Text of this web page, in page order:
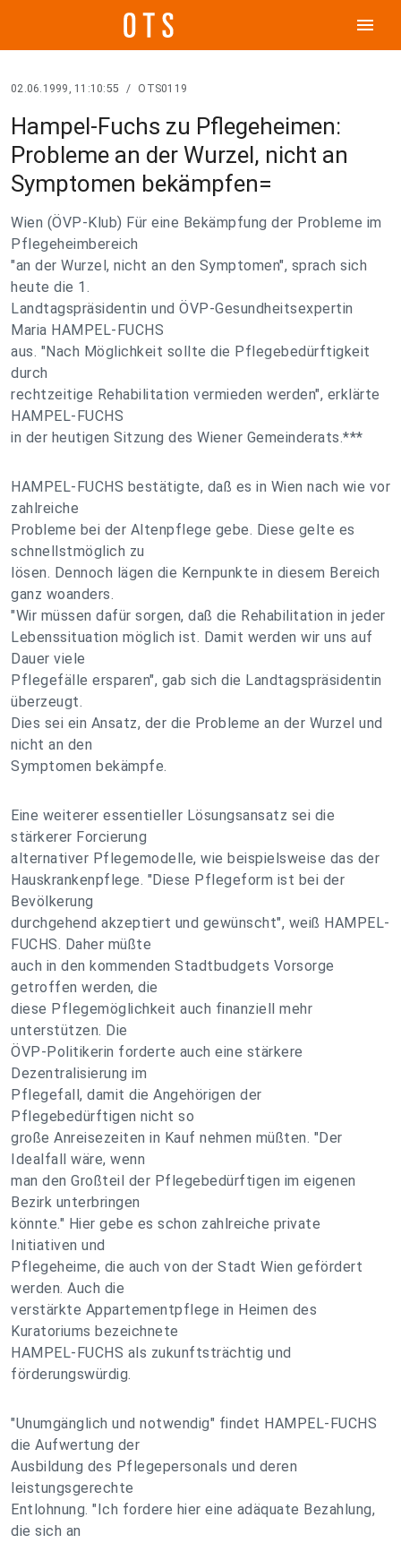
menu
02.06.1999, 11:10:55 / OTS0119
Hampel-Fuchs zu Pflegeheimen:
Probleme an der Wurzel, nicht an
Symptomen bekämpfen=
Wien (ÖVP-Klub) Für eine Bekämpfung der Probleme im
Pflegeheimbereich
"an der Wurzel, nicht an den Symptomen", sprach sich
heute die 1.
Landtagspräsidentin und ÖVP-Gesundheitsexpertin
Maria HAMPEL-FUCHS
aus. "Nach Möglichkeit sollte die Pflegebedürftigkeit
durch
rechtzeitige Rehabilitation vermieden werden", erklärte
HAMPEL-FUCHS
in der heutigen Sitzung des Wiener Gemeinderats.***
HAMPEL-FUCHS bestätigte, daß es in Wien nach wie vor
zahlreiche
Probleme bei der Altenpflege gebe. Diese gelte es
schnellstmöglich zu
lösen. Dennoch lägen die Kernpunkte in diesem Bereich
ganz woanders.
"Wir müssen dafür sorgen, daß die Rehabilitation in jeder
Lebenssituation möglich ist. Damit werden wir uns auf
Dauer viele
Pflegefälle ersparen", gab sich die Landtagspräsidentin
überzeugt.
Dies sei ein Ansatz, der die Probleme an der Wurzel und
nicht an den
Symptomen bekämpfe.
Eine weiterer essentieller Lösungsansatz sei die
stärkerer Forcierung
alternativer Pflegemodelle, wie beispielsweise das der
Hauskrankenpflege. "Diese Pflegeform ist bei der
Bevölkerung
durchgehend akzeptiert und gewünscht", weiß HAMPEL-
FUCHS. Daher müßte
auch in den kommenden Stadtbudgets Vorsorge
getroffen werden, die
diese Pflegemöglichkeit auch finanziell mehr
unterstützen. Die
ÖVP-Politikerin forderte auch eine stärkere
Dezentralisierung im
Pflegefall, damit die Angehörigen der
Pflegebedürftigen nicht so
große Anreisezeiten in Kauf nehmen müßten. "Der
Idealfall wäre, wenn
man den Großteil der Pflegebedürftigen im eigenen
Bezirk unterbringen
könnte." Hier gebe es schon zahlreiche private
Initiativen und
Pflegeheime, die auch von der Stadt Wien gefördert
werden. Auch die
verstärkte Appartementpflege in Heimen des
Kuratoriums bezeichnete
HAMPEL-FUCHS als zukunftsträchtig und
förderungswürdig.
"Unumgänglich und notwendig" findet HAMPEL-FUCHS
die Aufwertung der
Ausbildung des Pflegepersonals und deren
leistungsgerechte
Entlohnung. "Ich fordere hier eine adäquate Bezahlung,
die sich an